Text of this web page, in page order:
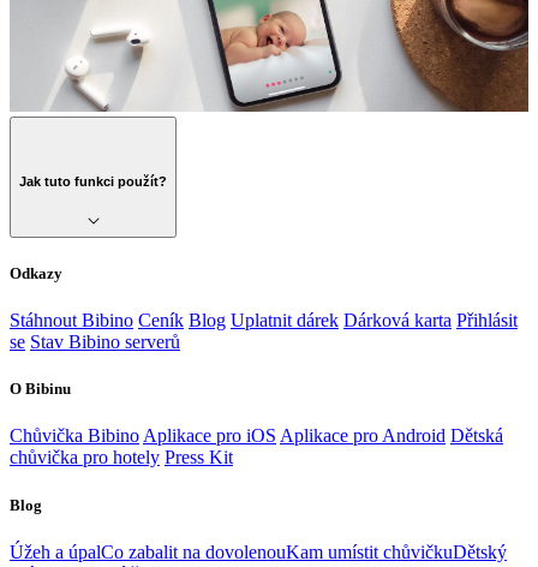
Jak tuto funkci použít?
Odkazy
Stáhnout Bibino Ceník Blog Uplatnit dárek Dárková karta Přihlásit
se Stav Bibino serverů
O Bibinu
Chůvička BibinoAplikace pro iOS Aplikace pro Android Dětská
chůvička pro hotely Press Kit
Blog
Úžeh a úpalCo zabalit na dovolenouKam umístit chůvičkuDětský